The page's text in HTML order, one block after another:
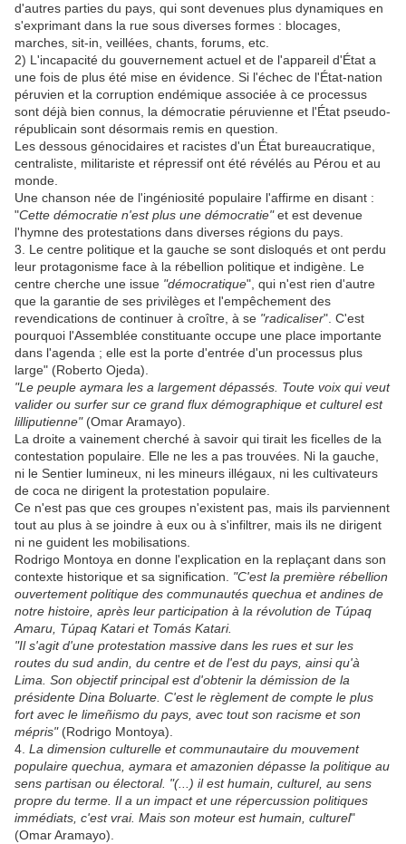
d'autres parties du pays, qui sont devenues plus dynamiques en
s'exprimant dans la rue sous diverses formes : blocages,
marches, sit-in, veillées, chants, forums, etc.
2) L'incapacité du gouvernement actuel et de l'appareil d'État a
une fois de plus été mise en évidence. Si l'échec de l'État-nation
péruvien et la corruption endémique associée à ce processus
sont déjà bien connus, la démocratie péruvienne et l'État pseudo-
républicain sont désormais remis en question.
Les dessous génocidaires et racistes d'un État bureaucratique,
centraliste, militariste et répressif ont été révélés au Pérou et au
monde.
Une chanson née de l'ingéniosité populaire l'affirme en disant :
"Cette démocratie n'est plus une démocratie"et est devenue
l'hymne des protestations dans diverses régions du pays.
3. Le centre politique et la gauche se sont disloqués et ont perdu
leur protagonisme face à la rébellion politique et indigène. Le
centre cherche une issue "démocratique", qui n'est rien d'autre
que la garantie de ses privilèges et l'empêchement des
revendications de continuer à croître, à se "radicaliser". C'est
pourquoi l'Assemblée constituante occupe une place importante
dans l'agenda ; elle est la porte d'entrée d'un processus plus
large" (Roberto Ojeda).
"Le peuple aymara les a largement dépassés. Toute voix qui veut
valider ou surfer sur ce grand flux démographique et culturel est
lilliputienne"(Omar Aramayo).
La droite a vainement cherché à savoir qui tirait les ficelles de la
contestation populaire. Elle ne les a pas trouvées. Ni la gauche,
ni le Sentier lumineux, ni les mineurs illégaux, ni les cultivateurs
de coca ne dirigent la protestation populaire.
Ce n'est pas que ces groupes n'existent pas, mais ils parviennent
tout au plus à se joindre à eux ou à s'infiltrer, mais ils ne dirigent
ni ne guident les mobilisations.
Rodrigo Montoya en donne l'explication en la replaçant dans son
contexte historique et sa signification. "C'est la première rébellion
ouvertement politique des communautés quechua et andines de
notre histoire, après leur participation à la révolution de Túpaq
Amaru, Túpaq Katari et Tomás Katari.
"Il s'agit d'une protestation massive dans les rues et sur les
routes du sud andin, du centre et de l'est du pays, ainsi qu'à
Lima. Son objectif principal est d'obtenir la démission de la
présidente Dina Boluarte. C'est le règlement de compte le plus
fort avec le limeñismo du pays, avec tout son racisme et son
mépris"(Rodrigo Montoya).
4. La dimension culturelle et communautaire du mouvement
populaire quechua, aymara et amazonien dépasse la politique au
sens partisan ou électoral. "(...) il est humain, culturel, au sens
propre du terme. Il a un impact et une répercussion politiques
immédiats, c'est vrai. Mais son moteur est humain, culturel"
(Omar Aramayo).